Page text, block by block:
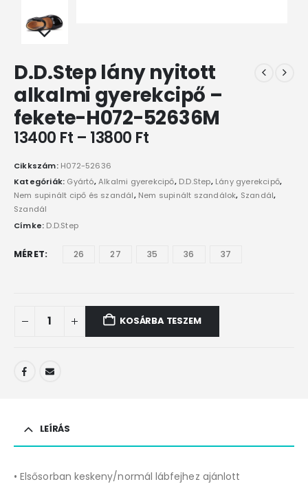
D.D.Step lány nyitott
alkalmi gyerekcipő –
fekete-H072-52636M
13400 Ft – 13800 Ft
Cikkszám: H072-52636
Kategóriák: Gyártó,Alkalmi gyerekcipő, D.D.Step, Lány gyerekcipő,
Nem supinált cipő és szandál, Nem supinált szandálok, Szandál,
Szandál
Címke: D.D.Step
MÉRET 26 27 35 36 37
KOSÁRBA TESZEM
LEÍRÁS
• Elsősorban keskeny/normál lábfejhez ajánlott